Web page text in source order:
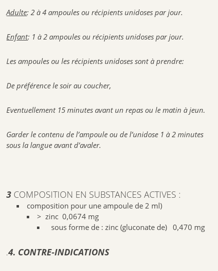
Adulte: 2 à 4 ampoules ou récipients unidoses par jour.
Enfant: 1 à 2 ampoules ou récipients unidoses par jour.
Les ampoules ou les récipients unidoses sont à prendre:
De préférence le soir au coucher,
Eventuellement 15 minutes avant un repas ou le matin à jeun.
Garder le contenu de l’ampoule ou de l’unidose 1 à 2 minutes
sous la langue avant d’avaler.
3 COMPOSITION EN SUBSTANCES ACTIVES :
composition pour une ampoule de 2 ml)
> zinc 0,0674 mg
sous forme de : zinc (gluconate de)
0,470 mg
.4. CONTRE-INDICATIONS